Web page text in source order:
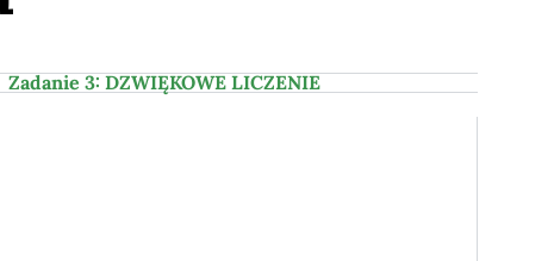
Zadanie 3: DZWIĘKOWE LICZENIE